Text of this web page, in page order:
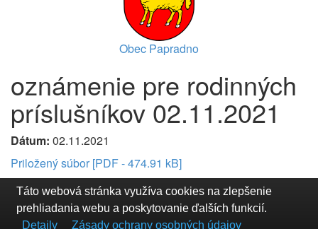
Obec Papradno
oznámenie pre rodinných
príslušníkov 02.11.2021
Dátum: 02.11.2021
Priložený súbor [PDF - 474.91 kB]
Táto webová stránka využíva cookies na zlepšenie
prehliadania webu a poskytovanie ďalších funkcií.
Detaily
Zásady ochrany osobných údajov